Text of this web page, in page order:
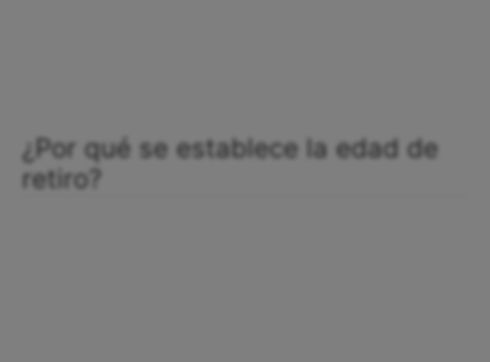
¿Por qué se establece la edad de
retiro?